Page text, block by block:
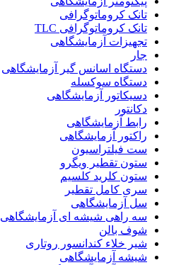
تانک کروماتوگرافی
تانک کروماتوگرافی TLC
تجهیزات آزمایشگاهی
جار
دستگاه اسانس گیر آزمایشگاهی
دستگاه سوکسله
دسیکاتور آزمایشگاهی
دکانتور
رابط آزمایشگاهی
راکتور آزمایشگاهی
ست فیلتراسیون
ستون تقطیر ویگرو
ستون کلرید کلسیم
سری کامل تقطیر
سل آزمایشگاهی
سه راهی شیشه ای آزمایشگاهی
شوف بالن
شیر خلاء کندانسور روتاری
شیشه آزمایشگاهی